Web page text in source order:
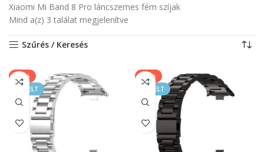
Xiaomi Mi Band 8 Pro láncszemes fém szíjak
Mind a(z) 3 találat megjelenítve
Szűrés / Keresés
-20%
KIEMELT
-20%
KIEMELT